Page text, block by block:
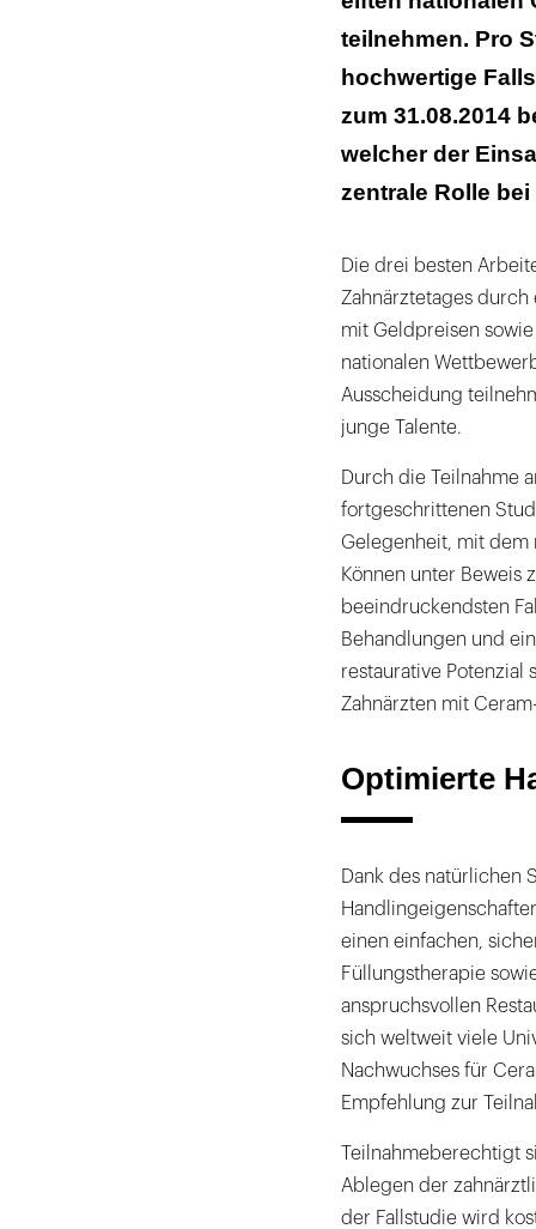
teilnehmen. Pro
hochwertige
zum 31.08.2014
welcher der
zentrale Rolle
Die drei besten
Zahnärztetages durch
mit Geldpreisen
nationalen
Ausscheidung
junge Talente.
Durch die Teilnahme
fortgeschrittenen
Gelegenheit, mit dem
Können unter Beweis
beeindruckendsten
Behandlungen und
restaurative Potenzial
Zahnärzten mit
Optimierte
Dank des natürlichen
einen einfachen,
Füllungstherapie
anspruchsvollen
sich weltweit viele
Nachwuchses für
Empfehlung zur
Teilnahmeberechtigt
Ablegen der
der Fallstudie wird